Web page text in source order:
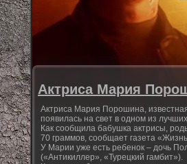
Актриса Мария
Актриса Мария Порошина,
появилась на свет в одном из
Как сообщила бабушка актрисы,
70 граммов, сообщает газета
У Марии уже есть ребенок – дочь
(«Антикиллер», «Турецкий гамбит»).